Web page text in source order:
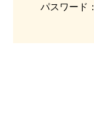
パスワード：